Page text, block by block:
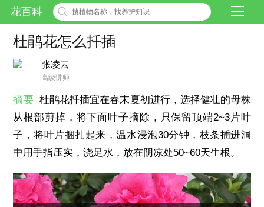
花百科
杜鹃花怎么扦插
张凌云
高级讲师
摘要 杜鹃花扦插宜在春末夏初进行，选择健壮的母株
从根部剪掉，将下面叶子摘除，只保留顶端2~3片叶
子，将叶片捆扎起来，温水浸泡30分钟，枝条插进洞
中用手指压实，浇足水，放在阴凉处50~60天生根。